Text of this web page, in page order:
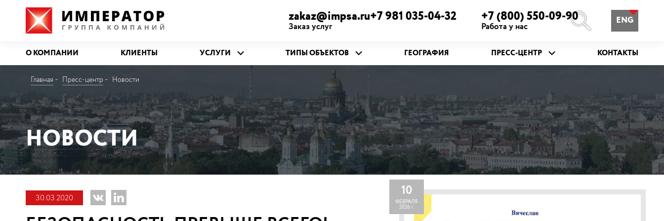
zakaz@impsa.ru+7 981 035-04-32
Заказ услуг
+7 (800) 550-09-90
Работа у нас ENG
О КОМПАНИИ КЛИЕНТЫ УСЛУГИ ТИПЫ ОБЪЕКТОВ ГЕОГРАФИЯ ПРЕСС-ЦЕНТР КОНТАКТЫ
Главная Пресс-центр Новости
НОВОСТИ
30.03.2020 10
ФЕВРАЛЯ
2026 г.